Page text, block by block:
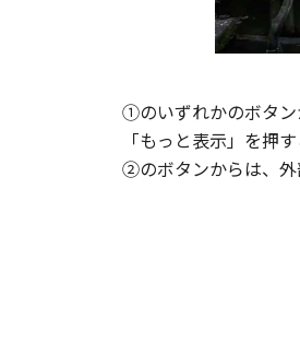
①のいずれかのボタン
「もっと表示」を押
②のボタンからは、外